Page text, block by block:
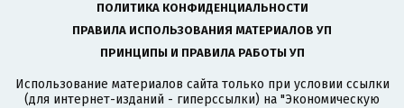
ПОЛИТИКА КОНФИДЕНЦИАЛЬНОСТИ
ПРАВИЛА ИСПОЛЬЗОВАНИЯ МАТЕРИАЛОВ УП
ПРИНЦИПЫ И ПРАВИЛА РАБОТЫ УП
Использование материалов сайта только при условии ссылки
(для интернет-изданий - гиперссылки) на "Экономическую